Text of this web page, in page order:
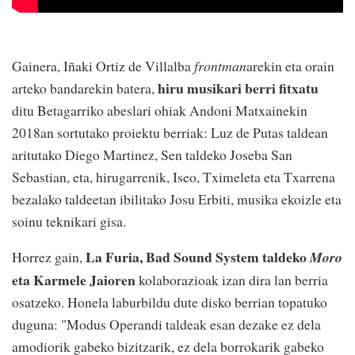
Gainera, Iñaki Ortiz de Villalbafrontmanarekin eta orain
arteko bandarekin batera, hiru musikari berri fitxatu
ditu Betagarriko abeslari ohiak Andoni Matxainekin
2018an sortutako proiektu berriak: Luz de Putas taldean
aritutako Diego Martinez, Sen taldeko Joseba San
Sebastian, eta, hirugarrenik, Iseo, Tximeleta eta Txarrena
bezalako taldeetan ibilitako Josu Erbiti, musika ekoizle eta
soinu teknikari gisa.
Horrez gain,La Furia, Bad Sound System taldekoMoro
eta Karmele Jaiorenkolaborazioak izan dira lan berria
osatzeko. Honela laburbildu dute disko berrian topatuko
duguna: "Modus Operandi taldeak esan dezake ez dela
amodiorik gabeko bizitzarik, ez dela borrokarik gabeko